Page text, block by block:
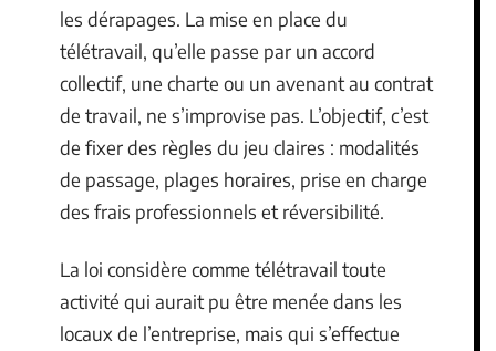
les dérapages. La mise en place du
télétravail, qu’elle passe par un accord
collectif, une charte ou un avenant au contrat
de travail, ne s’improvise pas. L’objectif, c’est
de fixer des règles du jeu claires : modalités
de passage, plages horaires, prise en charge
des frais professionnels et réversibilité.
La loi considère comme télétravail toute
activité qui aurait pu être menée dans les
locaux de l’entreprise, mais qui s’effectue